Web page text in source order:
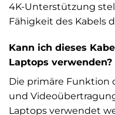
4K-Unterstützung
Fähigkeit des Kabels
Kann ich dieses
Laptops verwenden?
Die primäre Funktion
und
Laptops verwendet